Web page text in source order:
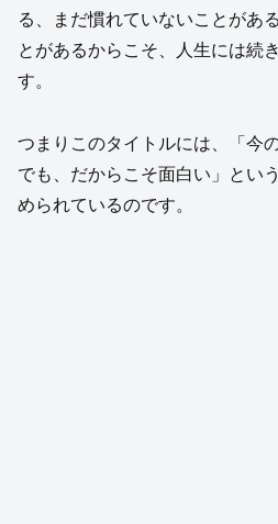
る、まだ慣れていないことがあ
とがあるからこそ、人生には続
す。
つまりこのタイトルには、「今
でも、だからこそ面白い」とい
められているのです。